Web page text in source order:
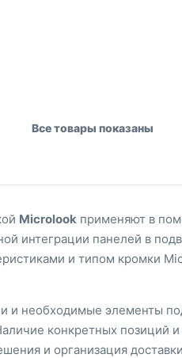
Все товары показаны
Microlook применяют в
интеграции панелей в
и типом кромки
и необходимые элементы
конкретных
и организация